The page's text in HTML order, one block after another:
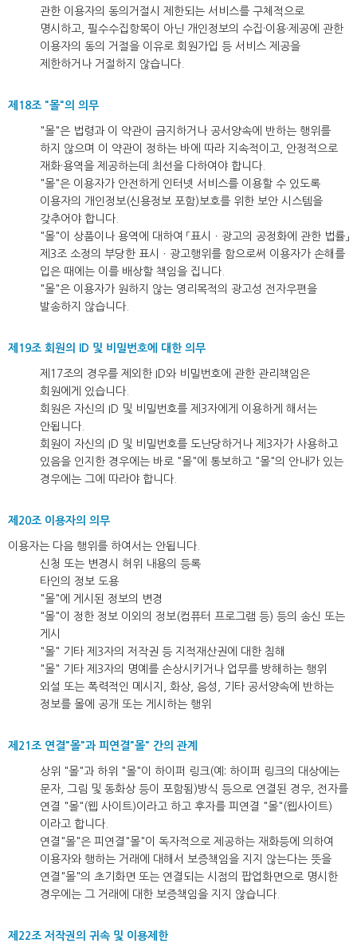
관한 이용자의 동의거절시 제한되는 서비스를 구체적으로
명시하고, 필수수집항목이 아닌 개인정보의 수집·이용·제공에 관한
이용자의 동의 거절을 이유로 회원가입 등 서비스 제공을
제한하거나 거절하지 않습니다.
제18조 "몰"의 의무
"몰"은 법령과 이 약관이 금지하거나 공서양속에 반하는 행위를
하지 않으며 이 약관이 정하는 바에 따라 지속적이고, 안정적으로
재화·용역을 제공하는데 최선을 다하여야 합니다.
"몰"은 이용자가 안전하게 인터넷 서비스를 이용할 수 있도록
이용자의 개인정보(신용정보 포함)보호를 위한 보안 시스템을
갖추어야 합니다.
"몰"이 상품이나 용역에 대하여 「표시ㆍ광고의 공정화에 관한 법률」
제3조 소정의 부당한 표시ㆍ광고행위를 함으로써 이용자가 손해를
입은 때에는 이를 배상할 책임을 집니다.
"몰"은 이용자가 원하지 않는 영리목적의 광고성 전자우편을
발송하지 않습니다.
제19조 회원의 ID 및 비밀번호에 대한 의무
제17조의 경우를 제외한 ID와 비밀번호에 관한 관리책임은
회원에게 있습니다.
회원은 자신의 ID 및 비밀번호를 제3자에게 이용하게 해서는
안됩니다.
회원이 자신의 ID 및 비밀번호를 도난당하거나 제3자가 사용하고
있음을 인지한 경우에는 바로 "몰"에 통보하고 "몰"의 안내가 있는
경우에는 그에 따라야 합니다.
제20조 이용자의 의무
이용자는 다음 행위를 하여서는 안됩니다.
신청 또는 변경시 허위 내용의 등록
타인의 정보 도용
"몰"에 게시된 정보의 변경
"몰"이 정한 정보 이외의 정보(컴퓨터 프로그램 등) 등의 송신 또는
게시
"몰" 기타 제3자의 저작권 등 지적재산권에 대한 침해
"몰" 기타 제3자의 명예를 손상시키거나 업무를 방해하는 행위
외설 또는 폭력적인 메시지, 화상, 음성, 기타 공서양속에 반하는
정보를 몰에 공개 또는 게시하는 행위
제21조 연결"몰"과 피연결"몰" 간의 관계
상위 "몰"과 하위 "몰"이 하이퍼 링크(예: 하이퍼 링크의 대상에는
문자, 그림 및 동화상 등이 포함됨)방식 등으로 연결된 경우, 전자를
연결 "몰"(웹 사이트)이라고 하고 후자를 피연결 "몰"(웹사이트)
이라고 합니다.
연결"몰"은 피연결"몰"이 독자적으로 제공하는 재화등에 의하여
이용자와 행하는 거래에 대해서 보증책임을 지지 않는다는 뜻을
연결"몰"의 초기화면 또는 연결되는 시점의 팝업화면으로 명시한
경우에는 그 거래에 대한 보증책임을 지지 않습니다.
제22조 저작권의 귀속 및 이용제한